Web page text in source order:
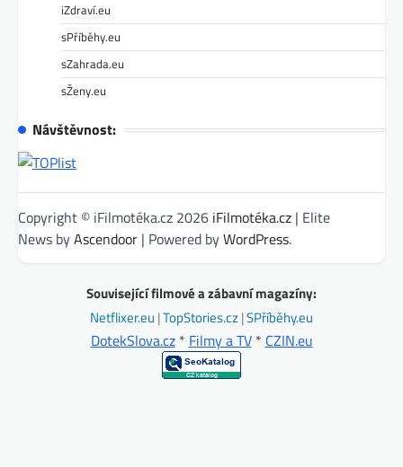
iZdraví.eu
sPříběhy.eu
sZahrada.eu
sŽeny.eu
Návštěvnost:
Copyright © iFilmotéka.cz 2026 iFilmotéka.cz | Elite
News byAscendoor | Powered byWordPress.
Související filmové a zábavní magazíny:
Netflixer.eu |TopStories.cz|SPříběhy.eu
DotekSlova.cz* Filmy a TV* CZIN.eu